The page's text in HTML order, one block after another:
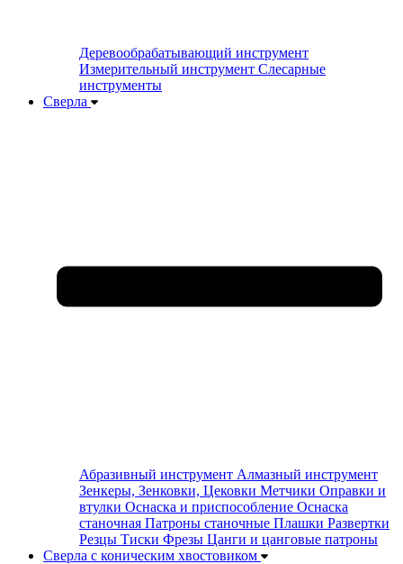
Деревообрабатывающий инструмент
Измерительный инструмент Слесарные
инструменты
Сверла
Абразивный инструмент Алмазный инструмент
Зенкеры, Зенковки, Цековки Метчики Оправки и
втулки Оснаска и приспособление Оснаска
станочная Патроны станочные Плашки Развертки
Резцы Тиски Фрезы Цанги и цанговые патроны
Сверла с коническим хвостовиком